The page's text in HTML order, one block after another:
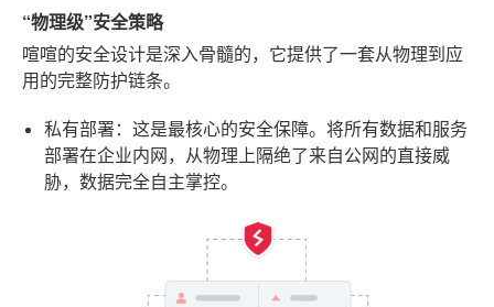
“物理级”安全策略
喧喧的安全设计是深入骨髓的，它提供了一套从物理到应
用的完整防护链条。
私有部署：这是最核心的安全保障。将所有数据和服务
部署在企业内网，从物理上隔绝了来自公网的直接威
胁，数据完全自主掌控。